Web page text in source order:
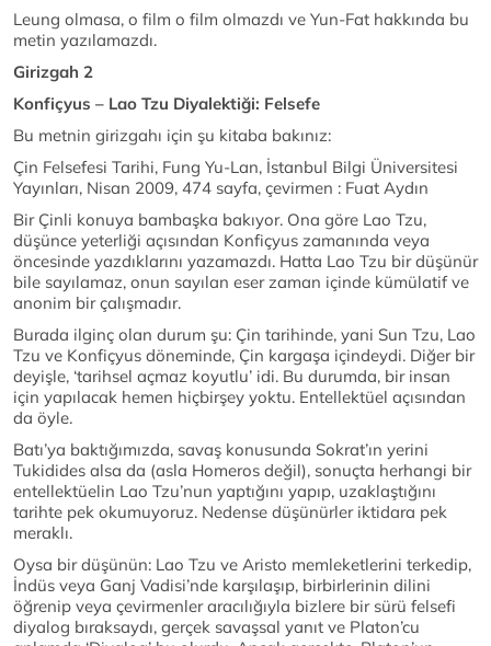
Leung olmasa, o film o film olmazdı ve Yun-Fat hakkında bu
metin yazılamazdı.
Girizgah 2
Konfiçyus – Lao Tzu Diyalektiği: Felsefe
Bu metnin girizgahı için şu kitaba bakınız:
Çin Felsefesi Tarihi, Fung Yu-Lan, İstanbul Bilgi Üniversitesi
Yayınları, Nisan 2009, 474 sayfa, çevirmen : Fuat Aydın
Bir Çinli konuya bambaşka bakıyor. Ona göre Lao Tzu,
düşünce yeterliği açısından Konfiçyus zamanında veya
öncesinde yazdıklarını yazamazdı. Hatta Lao Tzu bir düşünür
bile sayılamaz, onun sayılan eser zaman içinde kümülatif ve
anonim bir çalışmadır.
Burada ilginç olan durum şu: Çin tarihinde, yani Sun Tzu, Lao
Tzu ve Konfiçyus döneminde, Çin kargaşa içindeydi. Diğer bir
deyişle, ‘tarihsel açmaz koyutlu’ idi. Bu durumda, bir insan
için yapılacak hemen hiçbirşey yoktu. Entellektüel açısından
da öyle.
Batı’ya baktığımızda, savaş konusunda Sokrat’ın yerini
Tukidides alsa da (asla Homeros değil), sonuçta herhangi bir
entellektüelin Lao Tzu’nun yaptığını yapıp, uzaklaştığını
tarihte pek okumuyoruz. Nedense düşünürler iktidara pek
meraklı.
Oysa bir düşünün: Lao Tzu ve Aristo memleketlerini terkedip,
İndüs veya Ganj Vadisi’nde karşılaşıp, birbirlerinin dilini
öğrenip veya çevirmenler aracılığıyla bizlere bir sürü felsefi
diyalog bıraksaydı, gerçek savaşsal yanıt ve Platon’cu